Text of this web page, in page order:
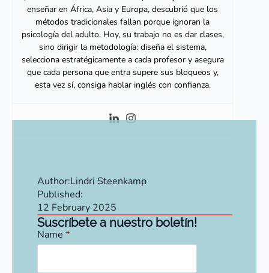
enseñar en África, Asia y Europa, descubrió que los
métodos tradicionales fallan porque ignoran la
psicología del adulto. Hoy, su trabajo no es dar clases,
sino dirigir la metodología: diseña el sistema,
selecciona estratégicamente a cada profesor y asegura
que cada persona que entra supere sus bloqueos y,
esta vez sí, consiga hablar inglés con confianza.
Author:Lindri Steenkamp
Published:
12 February 2025
Suscríbete a nuestro boletín!
Name *